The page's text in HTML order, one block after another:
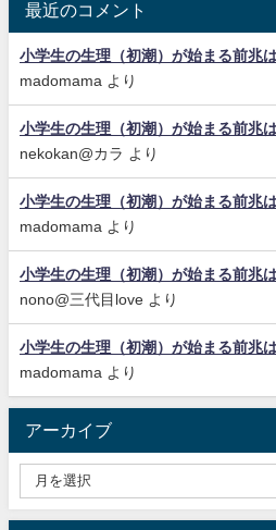
最近のコメント
小学生の生理（初潮）が始まる前兆
madomama より
小学生の生理（初潮）が始まる前兆
nekokan@カラ より
小学生の生理（初潮）が始まる前兆
madomama より
小学生の生理（初潮）が始まる前兆
nono@三代目love より
小学生の生理（初潮）が始まる前兆
madomama より
アーカイブ